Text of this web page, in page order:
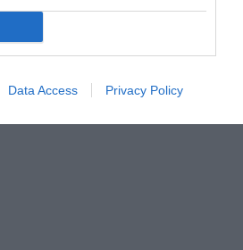
Data Access Privacy Policy